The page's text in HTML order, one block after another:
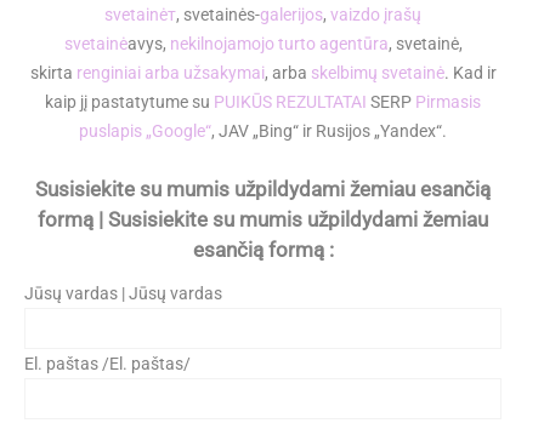
svetainėт, svetainės-galerijos, vaizdo įrašų
svetainėavys, nekilnojamojo turto agentūra, svetainė,
skirta renginiai arba užsakymai, arba skelbimų svetainė. Kad ir
kaip jį pastatytume su PUIKŪS REZULTATAI SERP Pirmasis
puslapis „Google“, JAV „Bing“ ir Rusijos „Yandex“.
Susisiekite su mumis užpildydami žemiau esančią
formą | Susisiekite su mumis užpildydami žemiau
esančią formą :
Jūsų vardas | Jūsų vardas
El. paštas /El. paštas/